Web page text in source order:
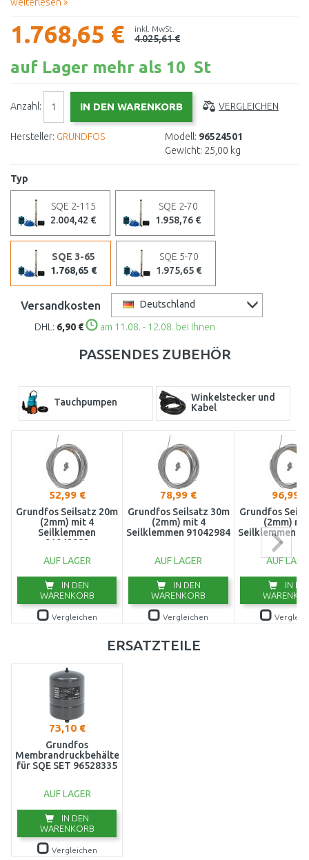
1.768,65 € inkl. MwSt.
4.025,61 €
auf Lager mehr als 10 St
Anzahl: VERGLEICHEN
Hersteller: GRUNDFOS Modell: 96524501
Gewicht: 25,00 kg
Typ
SQE 2-115
2.004,42 €
SQE 2-70
1.958,76 €
SQE 3-65
1.768,65 €
SQE 5-70
1.975,65 €
Versandkosten Deutschland
DHL: 6,90 € am 11.08. - 12.08. bei Ihnen
PASSENDES ZUBEHÖR
Tauchpumpen
Winkelstecker und
Kabel
52,99 €
Grundfos Seilsatz 20m
(2mm) mit 4
Seilklemmen
91042982
AUF LAGER
IN DEN
WARENKORB
Vergleichen
78,99 €
Grundfos Seilsatz 30m
(2mm) mit 4
Seilklemmen 91042984
AUF LAGER
IN DEN
WARENKORB
Vergleichen
96,99 €
Grundfos
(2mm)
Seilklemmen
AUF
IN
ERSATZTEILE
73,10 €
Grundfos
Membrandruckbehälter
für SQE SET 96528335
AUF LAGER
IN DEN
WARENKORB
Vergleichen